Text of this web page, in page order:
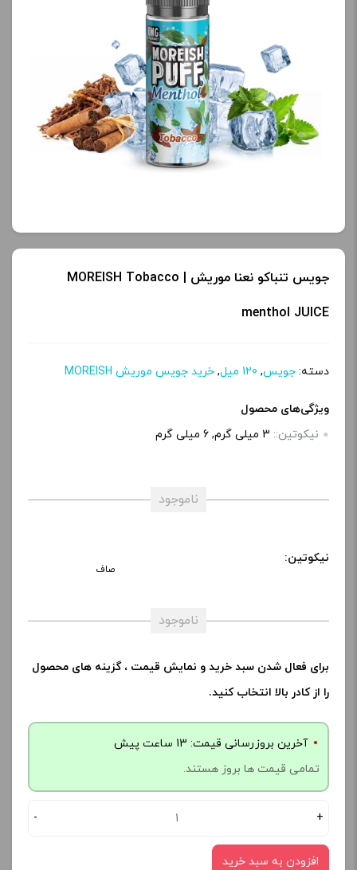
جویس تنباکو نعنا موریش | MOREISH Tobacco
menthol JUICE
دسته: جویس, 120 میل , خرید جویس موریش MOREISH
ویژگی‌های محصول
نیکوتین:: 3 میلی‌ گرم, 6 میلی‌ گرم
ناموجود
نیکوتین:
صاف
ناموجود
برای فعال شدن سبد خرید و نمایش قیمت ، گزینه های محصول
را از کادر بالا انتخاب کنید.
آخرین بروزرسانی قیمت: 13 ساعت پیش
تمامی قیمت ها بروز هستند.
- +
افزودن به سبد خرید